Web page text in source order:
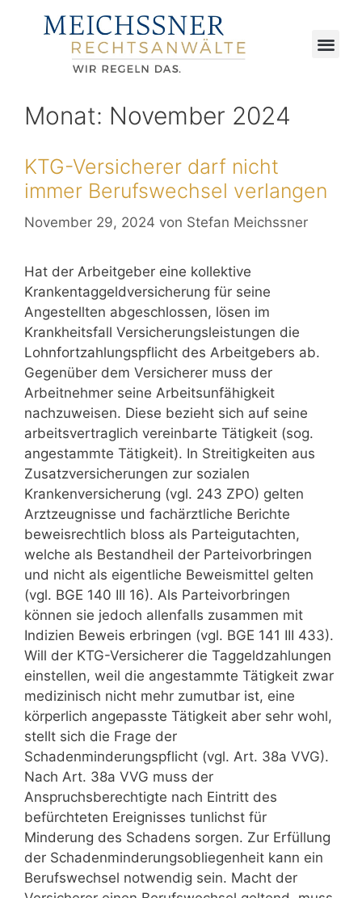
Monat: November 2024
KTG-Versicherer darf nicht
immer Berufswechsel verlangen
November 29, 2024 von Stefan Meichssner
Hat der Arbeitgeber eine kollektive
Krankentaggeldversicherung für seine
Angestellten abgeschlossen, lösen im
Krankheitsfall Versicherungsleistungen die
Lohnfortzahlungspflicht des Arbeitgebers ab.
Gegenüber dem Versicherer muss der
Arbeitnehmer seine Arbeitsunfähigkeit
nachzuweisen. Diese bezieht sich auf seine
arbeitsvertraglich vereinbarte Tätigkeit (sog.
angestammte Tätigkeit). In Streitigkeiten aus
Zusatzversicherungen zur sozialen
Krankenversicherung (vgl. 243 ZPO) gelten
Arztzeugnisse und fachärztliche Berichte
beweisrechtlich bloss als Parteigutachten,
welche als Bestandheil der Parteivorbringen
und nicht als eigentliche Beweismittel gelten
(vgl. BGE 140 III 16). Als Parteivorbringen
können sie jedoch allenfalls zusammen mit
Indizien Beweis erbringen (vgl. BGE 141 III 433).
Will der KTG-Versicherer die Taggeldzahlungen
einstellen, weil die angestammte Tätigkeit zwar
medizinisch nicht mehr zumutbar ist, eine
körperlich angepasste Tätigkeit aber sehr wohl,
stellt sich die Frage der
Schadenminderungspflicht (vgl. Art. 38a VVG).
Nach Art. 38a VVG muss der
Anspruchsberechtigte nach Eintritt des
befürchteten Ereignisses tunlichst für
Minderung des Schadens sorgen. Zur Erfüllung
der Schadenminderungsobliegenheit kann ein
Berufswechsel notwendig sein. Macht der